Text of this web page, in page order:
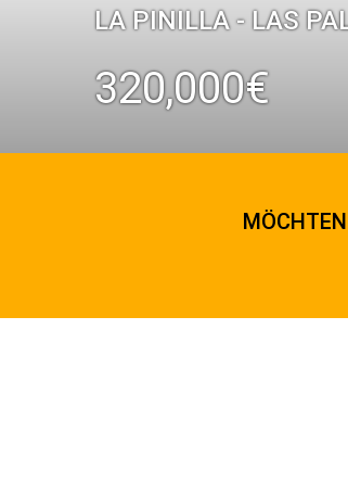
LA PINILLA - LAS
320,000€